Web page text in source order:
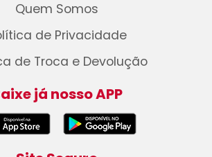
Quem Somos
de Privacidade
de Troca e Devolução
já nosso APP